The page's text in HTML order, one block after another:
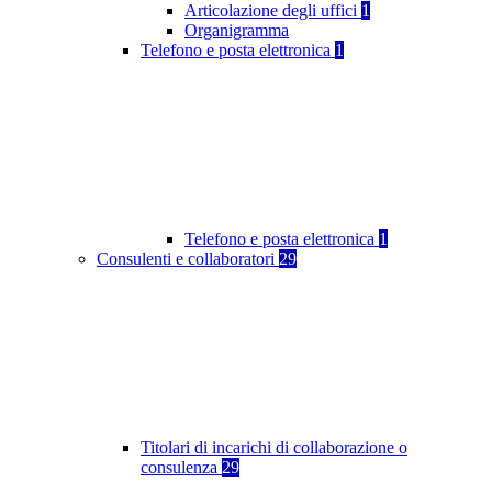
Articolazione degli uffici 1
Organigramma
Telefono e posta elettronica 1
Telefono e posta elettronica 1
Consulenti e collaboratori 29
Titolari di incarichi di collaborazione o
consulenza 29